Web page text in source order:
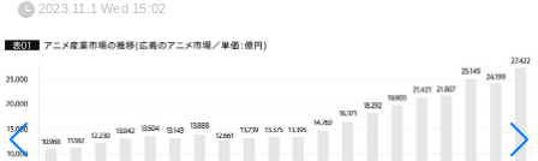
2023.11.1 Wed 15:02